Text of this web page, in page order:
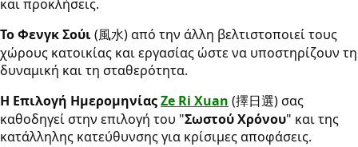
και προκλήσεις.
Το Φενγκ Σούι(風水) από την άλλη βελτιστοποιεί τους
χώρους κατοικίας και εργασίας ώστε να υποστηρίζουν τη
δυναμική και τη σταθερότητα.
Η Επιλογή ΗμερομηνίαςZe Ri Xuan (擇日選) σας
καθοδηγεί στην επιλογή του "Σωστού Χρόνου" και της
κατάλληλης κατεύθυνσης για κρίσιμες αποφάσεις.